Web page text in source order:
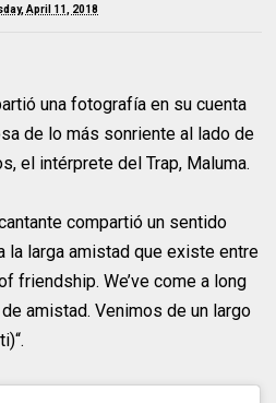
April 11, 2018
una fotografía en su cuenta
de lo más sonriente al lado de
el intérprete del Trap, Maluma.
compartió un sentido
la larga amistad que existe entre
friendship. We’ve come a long
amistad. Venimos de un largo